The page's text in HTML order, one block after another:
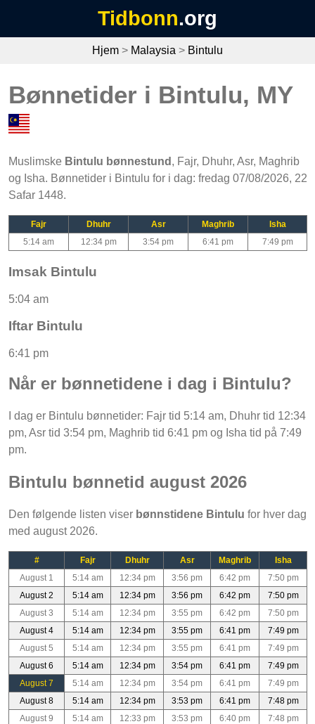
Tidbonn.org
Hjem > Malaysia > Bintulu
Bønnetider i Bintulu, MY
Muslimske Bintulu bønnestund , Fajr, Dhuhr, Asr, Maghrib
og Isha. Bønnetider i Bintulu for i dag: fredag 07/08/2026, 22
Safar 1448.
Fajr Dhuhr Asr Maghrib
Isha
5:14 am
12:34 pm 3:54 pm 6:41 pm 7:49 pm
Imsak Bintulu
5:04 am
Iftar Bintulu
6:41 pm
Når er bønnetidene i dag i Bintulu?
I dag er Bintulu bønnetider: Fajr tid 5:14 am, Dhuhr tid 12:34
pm, Asr tid 3:54 pm, Maghrib tid 6:41 pm og Isha tid på 7:49
pm.
Bintulu bønnetid august 2026
Den følgende listen viser bønnstidene Bintulu for hver dag
med august 2026.
# Fajr Dhuhr Asr Maghrib
Isha
August 1
5:14 am 12:34 pm 3:56 pm 6:42 pm
7:50 pm
August 2
5:14 am 12:34 pm 3:56 pm 6:42 pm
7:50 pm
August 3
5:14 am 12:34 pm 3:55 pm 6:42 pm
7:50 pm
August 4
5:14 am 12:34 pm 3:55 pm 6:41 pm
7:49 pm
August 5
5:14 am 12:34 pm 3:55 pm 6:41 pm
7:49 pm
August 6
5:14 am 12:34 pm 3:54 pm 6:41 pm
7:49 pm
August 7
5:14 am 12:34 pm 3:54 pm 6:41 pm
7:49 pm
August 8
5:14 am 12:34 pm 3:53 pm 6:41 pm
7:48 pm
August 9
5:14 am 12:33 pm 3:53 pm 6:40 pm
7:48 pm